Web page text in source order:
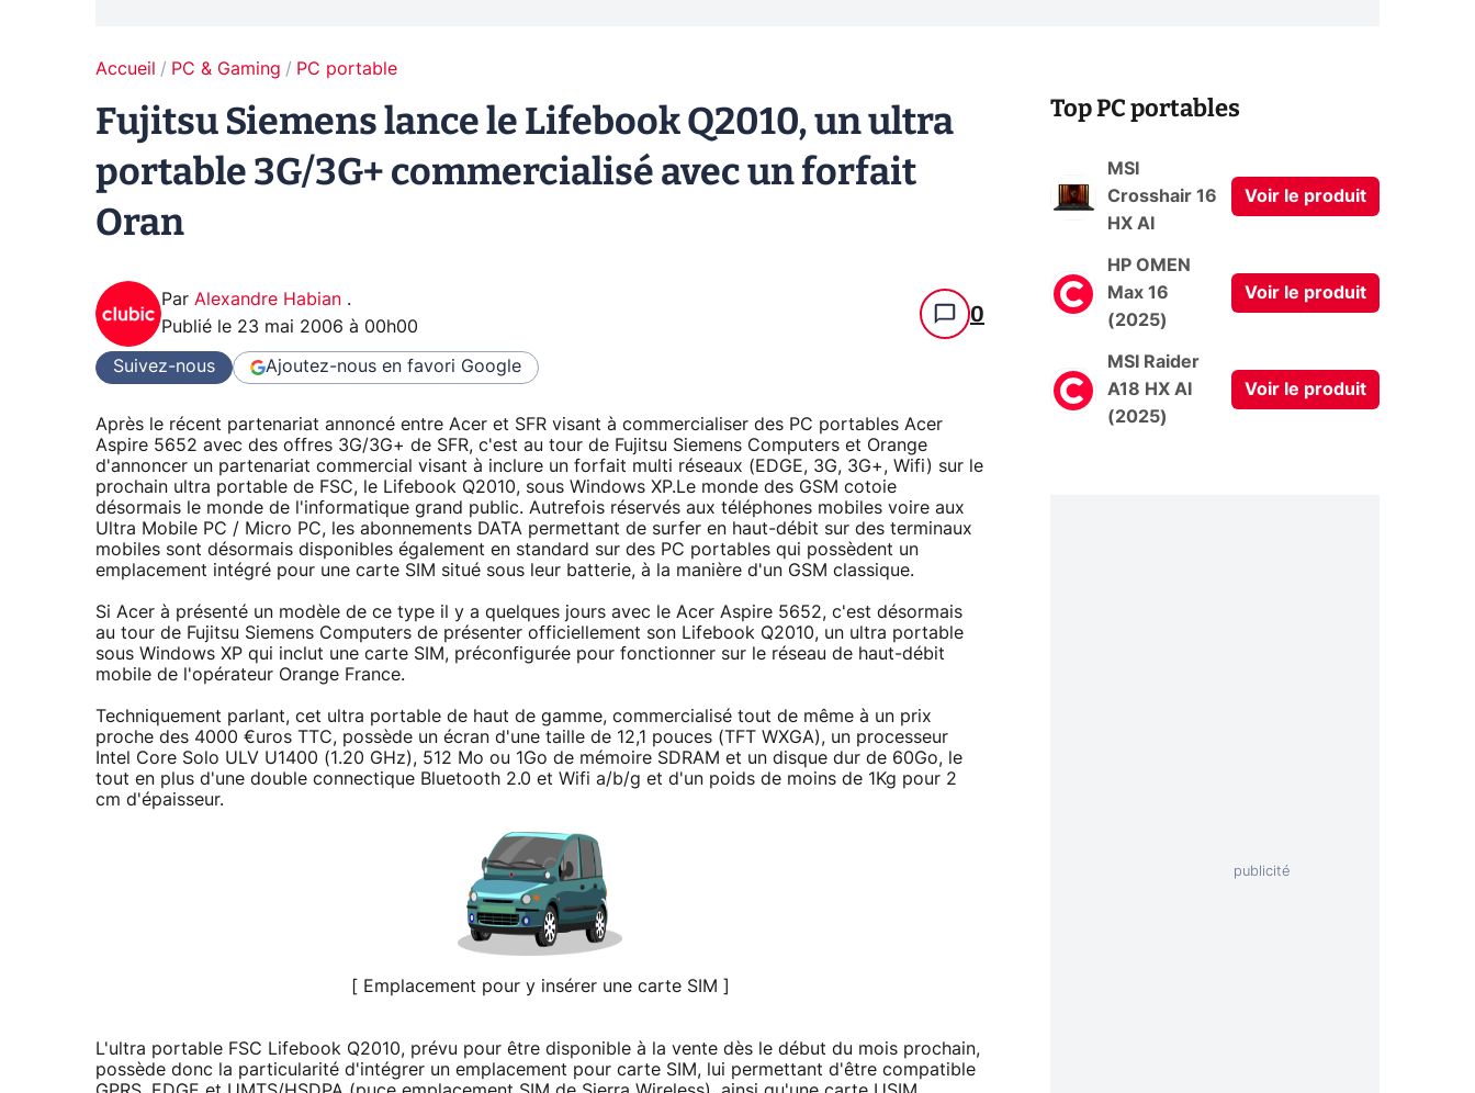
Accueil PC & Gaming PC portable
Fujitsu Siemens lance le Lifebook Q2010, un ultra
portable 3G/3G+ commercialisé avec un forfait
Oran
Par Alexandre Habian .
Publié le 23 mai 2006 à 00h00 0
Suivez-nous Ajoutez-nous en favori Google
Après le récent partenariat annoncé entre Acer et SFR visant à commercialiser des PC portables Acer
Aspire 5652 avec des offres 3G/3G+ de SFR, c'est au tour de Fujitsu Siemens Computers et Orange
d'annoncer un partenariat commercial visant à inclure un forfait multi réseaux (EDGE, 3G, 3G+, Wifi) sur le
prochain ultra portable de FSC, le Lifebook Q2010, sous Windows XP.Le monde des GSM cotoie
désormais le monde de l'informatique grand public. Autrefois réservés aux téléphones mobiles voire aux
Ultra Mobile PC / Micro PC, les abonnements DATA permettant de surfer en haut-débit sur des terminaux
mobiles sont désormais disponibles également en standard sur des PC portables qui possèdent un
emplacement intégré pour une carte SIM situé sous leur batterie, à la manière d'un GSM classique.
Si Acer à présenté un modèle de ce type il y a quelques jours avec le Acer Aspire 5652, c'est désormais
au tour de Fujitsu Siemens Computers de présenter officiellement son Lifebook Q2010, un ultra portable
sous Windows XP qui inclut une carte SIM, préconfigurée pour fonctionner sur le réseau de haut-débit
mobile de l'opérateur Orange France.
Techniquement parlant, cet ultra portable de haut de gamme, commercialisé tout de même à un prix
proche des 4000 €uros TTC, possède un écran d'une taille de 12,1 pouces (TFT WXGA), un processeur
Intel Core Solo ULV U1400 (1.20 GHz), 512 Mo ou 1Go de mémoire SDRAM et un disque dur de 60Go, le
tout en plus d'une double connectique Bluetooth 2.0 et Wifi a/b/g et d'un poids de moins de 1Kg pour 2
cm d'épaisseur.
[ Emplacement pour y insérer une carte SIM ]
L'ultra portable FSC Lifebook Q2010, prévu pour être disponible à la vente dès le début du mois prochain,
possède donc la particularité d'intégrer un emplacement pour carte SIM, lui permettant d'être compatible
Top PC portables
MSI
Crosshair 16
HX AI
Voir le produit
HP OMEN
Max 16
(2025)
Voir le produit
MSI Raider
A18 HX AI
(2025)
Voir le produit